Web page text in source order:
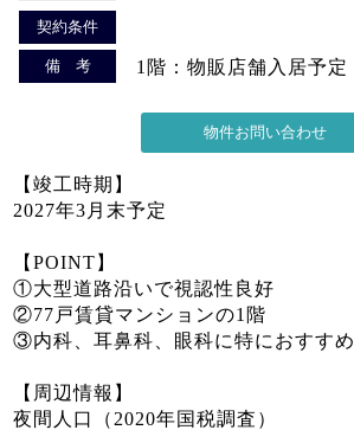
契約条件
備 考 1階：物販店舗入居予定
【竣工時期】
2027年3月末予定
【POINT】
①大型道路沿いで視認性良好
②77戸賃貸マンションの1階
③内科、耳鼻科、眼科に特におすすめ
【周辺情報】
夜間人口（2020年国税調査）